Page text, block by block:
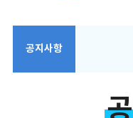
공지사항